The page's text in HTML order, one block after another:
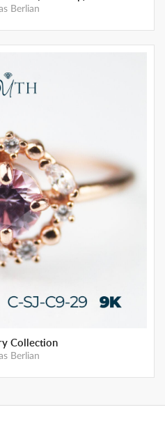
Berlian
Collection
Berlian